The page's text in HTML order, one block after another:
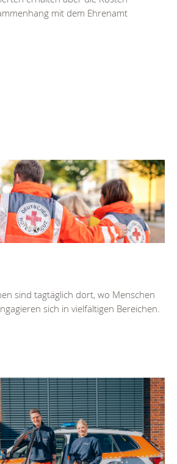
mit dem Ehrenamt
sind tagtäglich dort, wo Menschen
sich in vielfältigen Bereichen.